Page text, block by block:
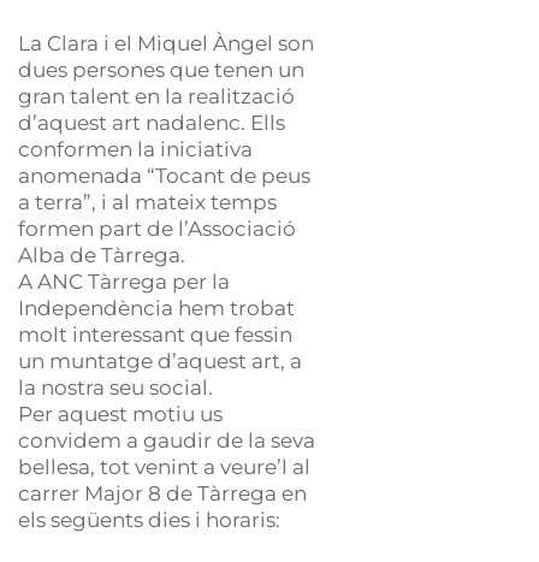
La Clara i el Miquel Àngel son
dues persones que tenen un
gran talent en la realització
d’aquest art nadalenc. Ells
conformen la iniciativa
anomenada “Tocant de peus
a terra”, i al mateix temps
formen part de l’Associació
Alba de Tàrrega.
A ANC Tàrrega per la
Independència hem trobat
molt interessant que fessin
un muntatge d’aquest art, a
la nostra seu social.
Per aquest motiu us
convidem a gaudir de la seva
bellesa, tot venint a veure’l al
carrer Major 8 de Tàrrega en
els següents dies i horaris: